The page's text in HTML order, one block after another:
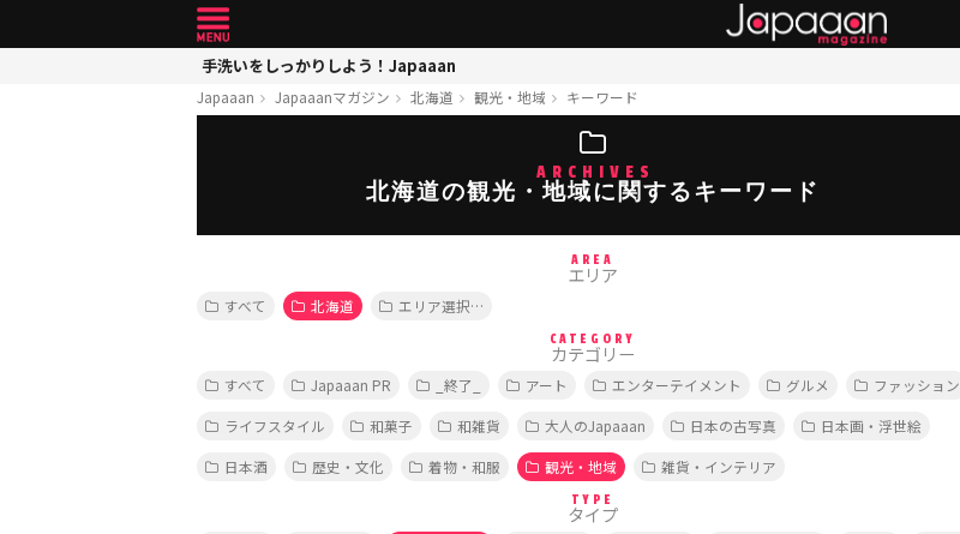
手洗いをしっかりしよう！Japaaan
Japaaan Japaaanマガジン 北海道 観光・地域 キーワード
ARCHIVES
北海道の観光・地域に関するキーワード
AREA
エリア
すべて 北海道 エリア選択…
CATEGORY
カテゴリー
すべて Japaaan PR _終了_ アート エンターテイメント グルメ
ファッション
ライフスタイル
和菓子 和雑貨 大人のJapaaan 日本の古写真
日本画・浮世絵
日本酒
歴史・文化 着物・和服 観光・地域 雑貨・インテリア
TYPE
タイプ